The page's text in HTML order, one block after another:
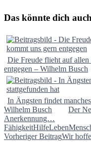
Das könnte dich
Die Freude flieht auf
entgegen – Wilhelm Busch
In Ängsten findet
Wilhelm Busch
Der
Anerkennung…
FähigkeitHilfeLeben
Vorheriger BeitragWir